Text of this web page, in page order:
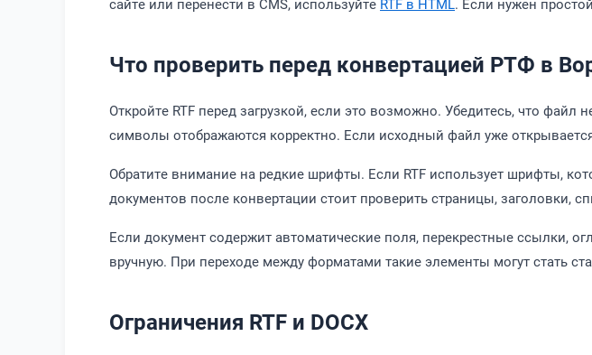
сайте или перенести в CMS, используйте RTF в HTML. Если нужен
Что проверить перед конвертацией РТФ в
Откройте RTF перед загрузкой, если это возможно. Убедитесь, что
символы отображаются корректно. Если исходный файл уже
Обратите внимание на редкие шрифты. Если RTF использует шрифты,
документов после конвертации стоит проверить страницы, заголовки,
Если документ содержит автоматические поля, перекрестные ссылки,
вручную. При переходе между форматами такие элементы могут стать
Ограничения RTF и DOCX